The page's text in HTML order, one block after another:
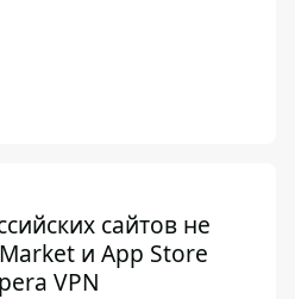
сайтов не
и App Store
VPN